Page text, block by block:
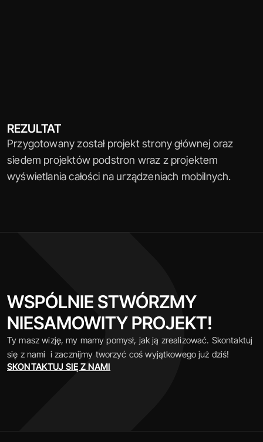
REZULTAT
Przygotowany został projekt strony głównej oraz
siedem projektów podstron wraz z projektem
wyświetlania całości na urządzeniach mobilnych.
WSPÓLNIE STWÓRZMY
NIESAMOWITY PROJEKT!
Ty masz wizję, my mamy pomysł, jak ją zrealizować. Skontaktuj
się z nami  i zacznijmy tworzyć coś wyjątkowego już dziś!
SKONTAKTUJ SIĘ Z NAMI